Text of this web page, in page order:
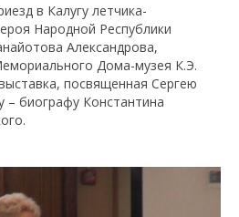
в Калугу летчика-
Народной Республики
Александрова,
Дома-музея К.Э.
посвященная Сергею
биографу Константина